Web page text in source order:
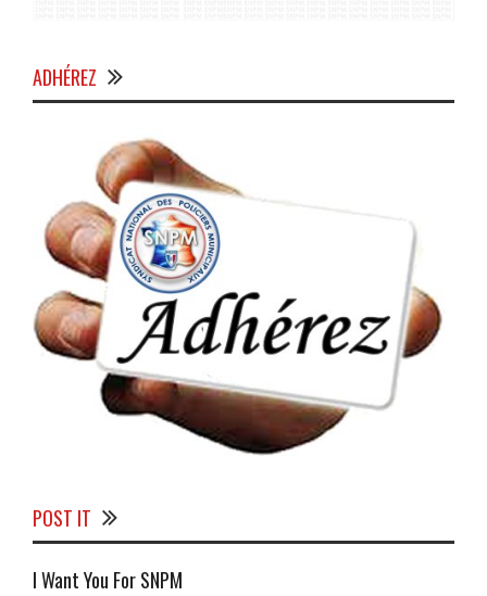
ADHÉREZ
POST IT
I Want You For SNPM